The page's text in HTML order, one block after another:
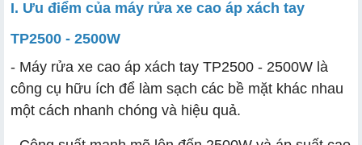
I. Ưu điểm của máy rửa xe cao áp xách tay
TP2500 - 2500W
- Máy rửa xe cao áp xách tay TP2500 - 2500W là
công cụ hữu ích để làm sạch các bề mặt khác nhau
một cách nhanh chóng và hiệu quả.